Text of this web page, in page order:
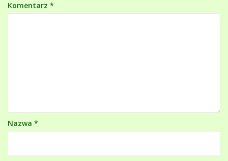
Komentarz *
Nazwa *